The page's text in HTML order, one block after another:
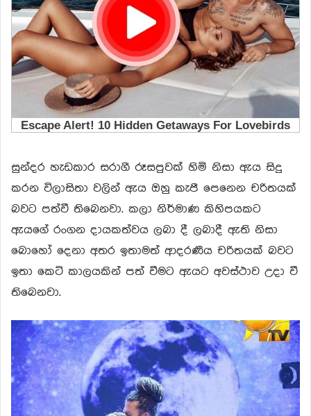
සුන්දර හැඩකාර සරාගී රූසපුවක් හිමි නිසා ඇය සිදු
කරන විලාසිතා වලින් ඇය ඔහු කැපී පෙනෙන චරිතයක්
බවට පත්වී තිබෙනවා. කලා නිර්මාණ කිහිපයකට
ඇයගේ රංගන දායකත්වය ලබා දී ලබාදී ඇති නිසා
බොහෝ දෙනා අතර ඉතාමත් ආදරණීය චරිතයක් බවට
ඉතා කෙටි කාලයකින් පත් වීමට ඇයට අවස්ථාව උදා වී
තිබෙනවා.